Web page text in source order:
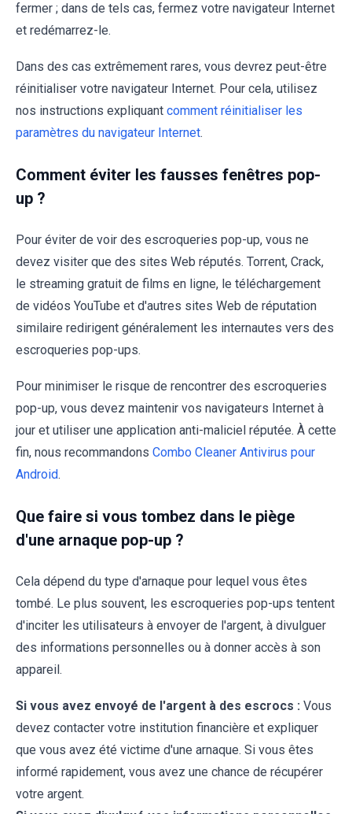
fermer ; dans de tels cas, fermez votre navigateur Internet
et redémarrez-le.
Dans des cas extrêmement rares, vous devrez peut-être
réinitialiser votre navigateur Internet. Pour cela, utilisez
nos instructions expliquant comment réinitialiser les
paramètres du navigateur Internet.
Comment éviter les fausses fenêtres pop-
up ?
Pour éviter de voir des escroqueries pop-up, vous ne
devez visiter que des sites Web réputés. Torrent, Crack,
le streaming gratuit de films en ligne, le téléchargement
de vidéos YouTube et d'autres sites Web de réputation
similaire redirigent généralement les internautes vers des
escroqueries pop-ups.
Pour minimiser le risque de rencontrer des escroqueries
pop-up, vous devez maintenir vos navigateurs Internet à
jour et utiliser une application anti-maliciel réputée. À cette
fin, nous recommandons Combo Cleaner Antivirus pour
Android.
Que faire si vous tombez dans le piège
d'une arnaque pop-up ?
Cela dépend du type d'arnaque pour lequel vous êtes
tombé. Le plus souvent, les escroqueries pop-ups tentent
d'inciter les utilisateurs à envoyer de l'argent, à divulguer
des informations personnelles ou à donner accès à son
appareil.
Si vous avez envoyé de l'argent à des escrocs : Vous
devez contacter votre institution financière et expliquer
que vous avez été victime d'une arnaque. Si vous êtes
informé rapidement, vous avez une chance de récupérer
votre argent.